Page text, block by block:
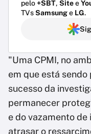
pelo+SBT, Sitee
TVsSamsunge LG.
"Uma CPMI, no
em que está
sucesso da
permanecer
e do vazamento
atrasar o